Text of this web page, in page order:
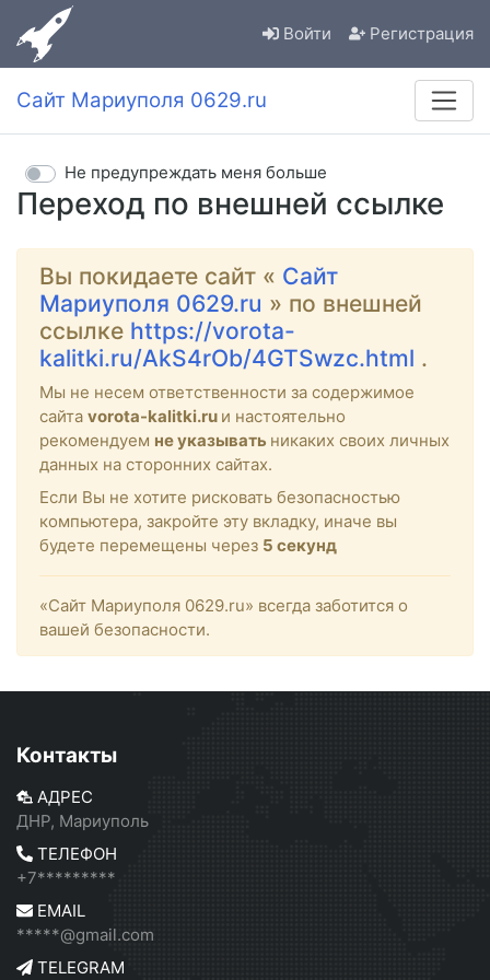
Войти Регистрация
Сайт Мариуполя 0629.ru
Переход по внешней ссылке
Не предупреждать меня больше
Вы покидаете сайт « Сайт
Мариуполя 0629.ru » по внешней
ссылке https://vorota-
kalitki.ru/AkS4rOb/4GTSwzc.html .
Мы не несем ответственности за содержимое
сайта vorota-kalitki.ru и настоятельно
рекомендуем не указывать никаких своих личных
данных на сторонних сайтах.
Если Вы не хотите рисковать безопасностью
компьютера, закройте эту вкладку, иначе вы
будете перемещены через 5 секунд
«Сайт Мариуполя 0629.ru» всегда заботится о
вашей безопасности.
Контакты
АДРЕС
ДНР, Мариуполь
ТЕЛЕФОН
+7*********
EMAIL
*****@gmail.com
TELEGRAM